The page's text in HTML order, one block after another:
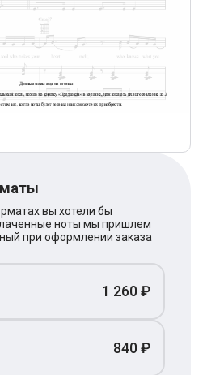
вы хотели бы
ноты мы пришлем
при оформлении заказа
1 260 ₽
840 ₽